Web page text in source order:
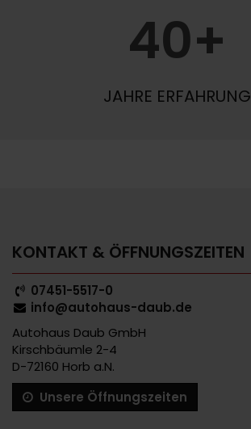
40+
JAHRE ERFAHRUNG
KONTAKT & ÖFFNUNGSZEITEN
07451-5517-0
info@autohaus-daub.de
Autohaus Daub GmbH
Kirschbäumle 2-4
D-72160 Horb a.N.
Unsere Öffnungszeiten